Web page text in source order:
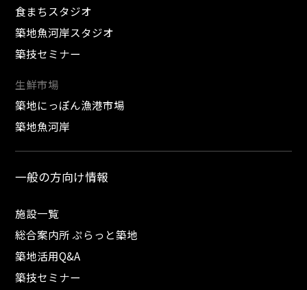
食まちスタジオ
築地魚河岸スタジオ
築技セミナー
生鮮市場
築地にっぽん漁港市場
築地魚河岸
一般の方向け情報
施設一覧
総合案内所 ぷらっと築地
築地活用Q&A
築技セミナー